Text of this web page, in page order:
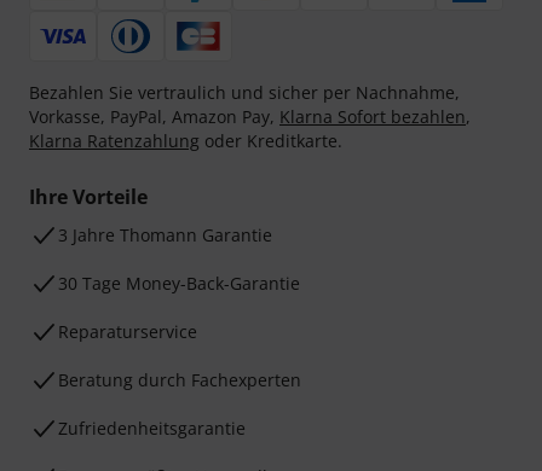
Bezahlen Sie vertraulich und sicher per Nachnahme,
Vorkasse, PayPal, Amazon Pay, Klarna Sofort bezahlen,
Klarna Ratenzahlung oder Kreditkarte.
Ihre Vorteile
3 Jahre Thomann Garantie
30 Tage Money-Back-Garantie
Reparaturservice
Beratung durch Fachexperten
Zufriedenheitsgarantie